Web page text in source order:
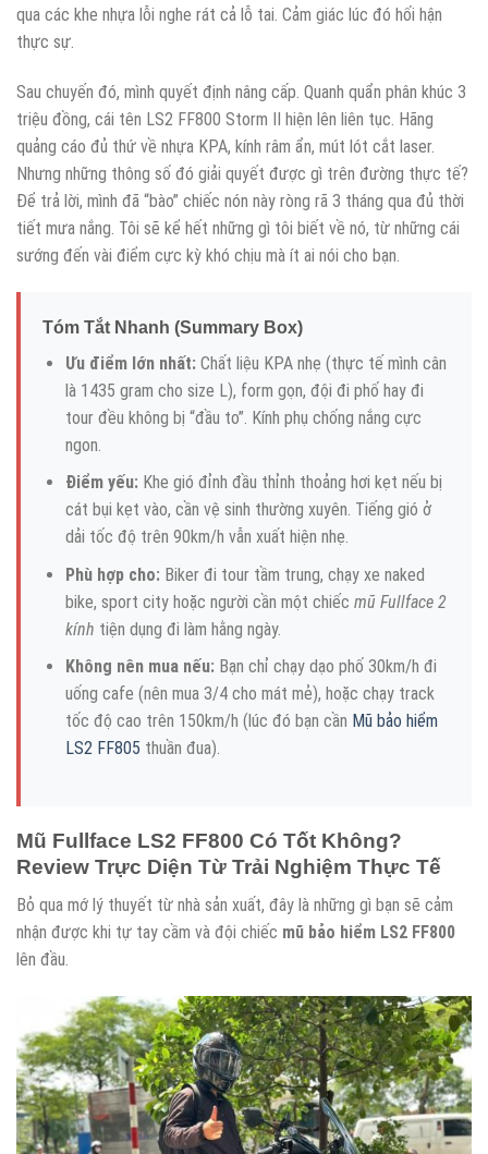
qua các khe nhựa lỗi nghe rát cả lỗ tai. Cảm giác lúc đó hối hận
thực sự.
Sau chuyến đó, mình quyết định nâng cấp. Quanh quẩn phân khúc 3
triệu đồng, cái tên LS2 FF800 Storm II hiện lên liên tục. Hãng
quảng cáo đủ thứ về nhựa KPA, kính râm ẩn, mút lót cắt laser.
Nhưng những thông số đó giải quyết được gì trên đường thực tế?
Để trả lời, mình đã “bào” chiếc nón này ròng rã 3 tháng qua đủ thời
tiết mưa nắng. Tôi sẽ kể hết những gì tôi biết về nó, từ những cái
sướng đến vài điểm cực kỳ khó chịu mà ít ai nói cho bạn.
Tóm Tắt Nhanh (Summary Box)
Ưu điểm lớn nhất:Chất liệu KPA nhẹ (thực tế mình cân
là 1435 gram cho size L), form gọn, đội đi phố hay đi
tour đều không bị “đầu to”. Kính phụ chống nắng cực
ngon.
Điểm yếu:Khe gió đỉnh đầu thỉnh thoảng hơi kẹt nếu bị
cát bụi kẹt vào, cần vệ sinh thường xuyên. Tiếng gió ở
dải tốc độ trên 90km/h vẫn xuất hiện nhẹ.
Phù hợp cho:Biker đi tour tầm trung, chạy xe naked
bike, sport city hoặc người cần một chiếc mũ Fullface 2
kính tiện dụng đi làm hằng ngày.
Không nên mua nếu:Bạn chỉ chạy dạo phố 30km/h đi
uống cafe (nên mua 3/4 cho mát mẻ), hoặc chạy track
tốc độ cao trên 150km/h (lúc đó bạn cần Mũ bảo hiểm
LS2 FF805 thuần đua).
Mũ Fullface LS2 FF800 Có Tốt Không?
Review Trực Diện Từ Trải Nghiệm Thực Tế
Bỏ qua mớ lý thuyết từ nhà sản xuất, đây là những gì bạn sẽ cảm
nhận được khi tự tay cầm và đội chiếc mũ bảo hiểm LS2 FF800
lên đầu.